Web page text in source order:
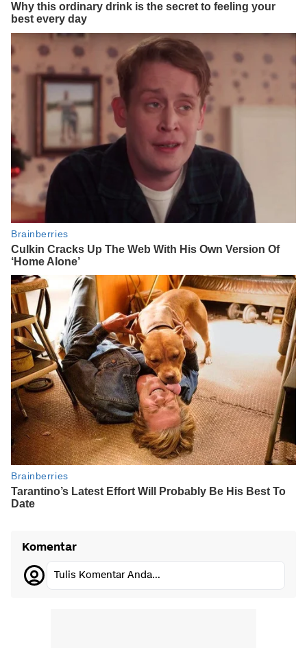
Komentar
Tulis Komentar Anda...